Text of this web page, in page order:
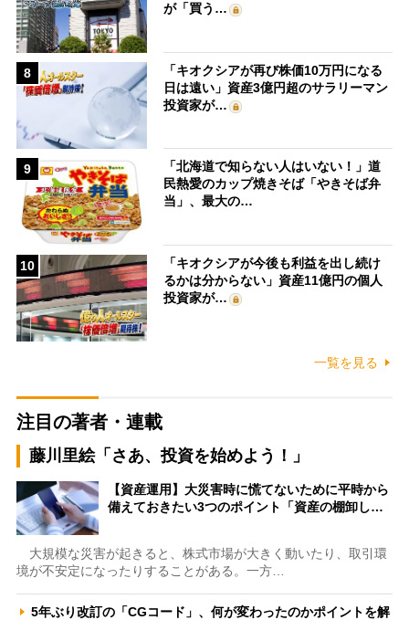
が「買う…
8
「キオクシアが再び株価10万円になる
日は遠い」資産3億円超のサラリーマン
投資家が…
9
「北海道で知らない人はいない！」道
民熱愛のカップ焼きそば「やきそば弁
当」、最大の…
10
「キオクシアが今後も利益を出し続け
るかは分からない」資産11億円の個人
投資家が…
一覧を見る
注目の著者・連載
藤川里絵「さあ、投資を始めよう！」
【資産運用】大災害時に慌てないために平時から
備えておきたい3つのポイント「資産の棚卸し…
大規模な災害が起きると、株式市場が大きく動いたり、取引環
境が不安定になったりすることがある。一方…
5年ぶり改訂の「CGコード」、何が変わったのかポイントを解